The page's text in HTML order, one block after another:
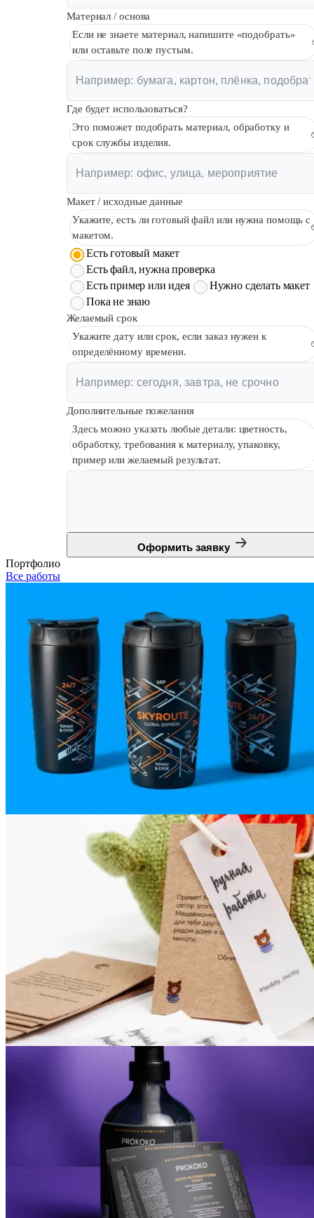
Материал / основа
Если не знаете материал, напишите «подобрать»
или оставьте поле пустым.
Где будет использоваться?
Это поможет подобрать материал, обработку и
срок службы изделия.
Макет / исходные данные
Укажите, есть ли готовый файл или нужна помощь с
макетом.
Есть готовый макет
Есть файл, нужна проверка
Есть пример или идея
Нужно сделать макет
Пока не знаю
Желаемый срок
Укажите дату или срок, если заказ нужен к
определённому времени.
Дополнительные пожелания
Здесь можно указать любые детали: цветность,
обработку, требования к материалу, упаковку,
пример или желаемый результат.
Оформить заявку
Портфолио
Все работы